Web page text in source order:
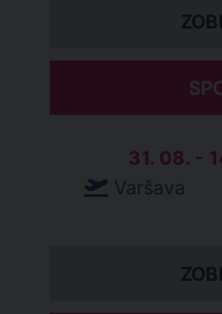
31. 08. -
Varšava